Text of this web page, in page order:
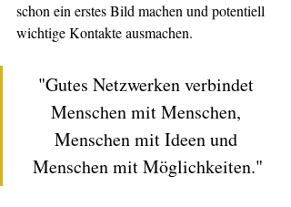
schon ein erstes Bild machen und potentiell
wichtige Kontakte ausmachen.
"Gutes Netzwerken verbindet
Menschen mit Menschen,
Menschen mit Ideen und
Menschen mit Möglichkeiten."